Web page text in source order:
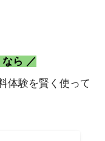
ら ／
体験を賢く使って